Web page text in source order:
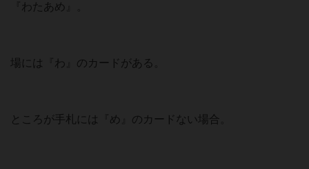
『わたあめ』。
場には『わ』のカードがある。
ところが手札には『め』のカードない場合。